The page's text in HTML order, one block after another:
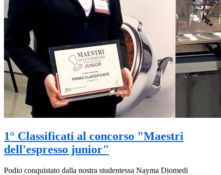
1° Classificati al concorso "Maestri
dell'espresso junior"
Podio conquistato dalla nostra studentessa Nayma Diomedi